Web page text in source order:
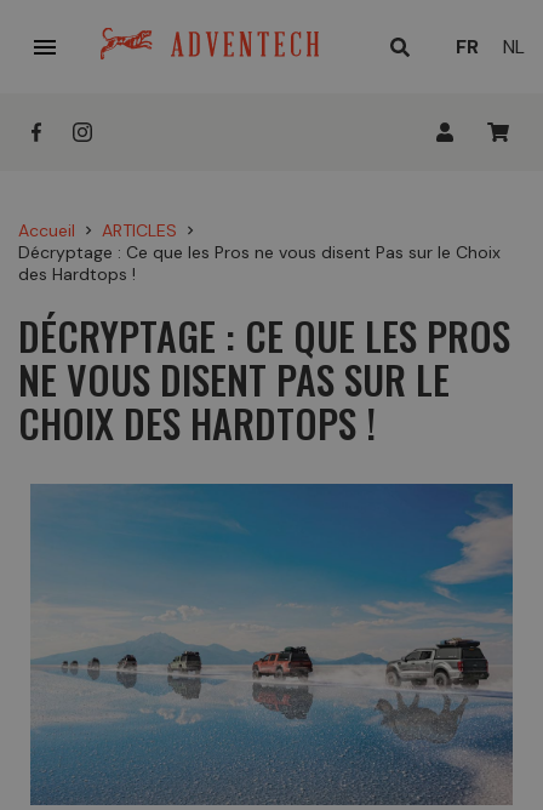

LANGUE
FR NL
Accueil chevron_right ARTICLES chevron_right
Décryptage : Ce que les Pros ne vous disent Pas sur le Choix
des Hardtops !
DÉCRYPTAGE : CE QUE LES PROS
NE VOUS DISENT PAS SUR LE
CHOIX DES HARDTOPS !